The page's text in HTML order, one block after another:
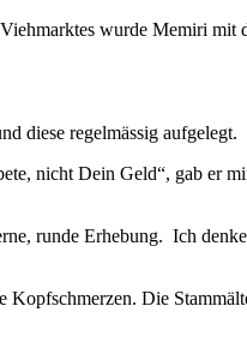
wurde Memiri mit
diese regelmässig aufgelegt.
nicht Dein Geld“, gab er
runde Erhebung. Ich
Die